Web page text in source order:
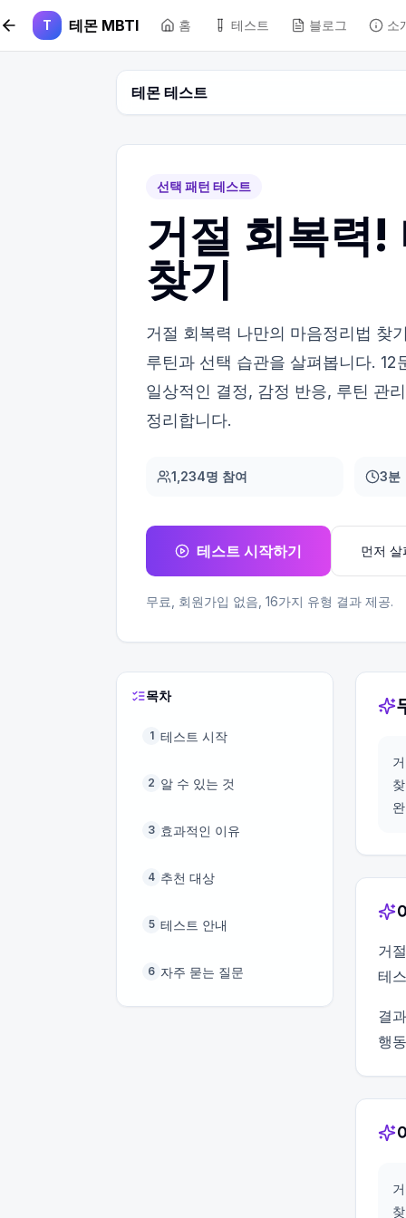
본문 바로가기
T 테몬 MBTI 홈 테스트 블로그 소
테몬 테스트
선택 패턴 테스트
거절 회복력!
찾기
거절 회복력 나만의 마음정리법 찾
루틴과 선택 습관을 살펴봅니다.
일상적인 결정, 감정 반응, 루틴 관
정리합니다.
1,234명 참여 3분
테스트 시작하기 먼저 살
무료, 회원가입 없음, 16가지 유형 결과 제공.
목차
1 테스트 시작
2 알 수 있는 것
3 효과적인 이유
4 추천 대상
5 테스트 안내
6 자주 묻는 질문
거
테
결
행